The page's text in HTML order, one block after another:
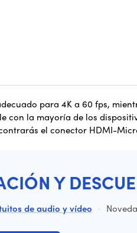
para 4K a 60 fps,
con la mayoría de los
el conector HDMI-
Y
de audio y vídeo ·